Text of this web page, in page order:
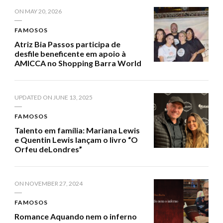
ON MAY 20, 2026
FAMOSOS
Atriz Bia Passos participa de
desfile beneficente em apoio à
AMICCA no Shopping Barra World
UPDATED ON JUNE 13, 2025
FAMOSOS
Talento em família: Mariana Lewis
e Quentin Lewis lançam o livro “O
Orfeu deLondres”
ON NOVEMBER 27, 2024
FAMOSOS
Romance Aquando nem o inferno